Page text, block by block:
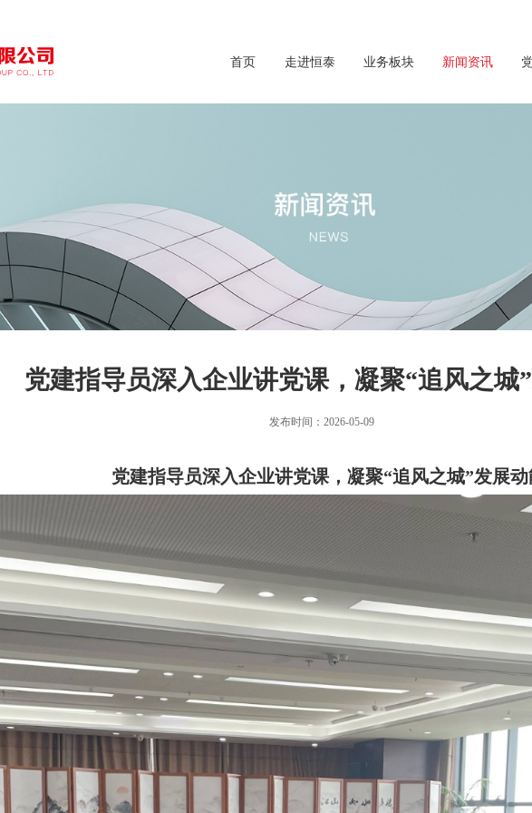
首页 走进恒泰 业务板块 新闻资讯
党建指导员深入企业讲党课，凝聚“追风之城
发布时间：2026-05-09
党建指导员深入企业讲党课，凝聚“追风之城”发展